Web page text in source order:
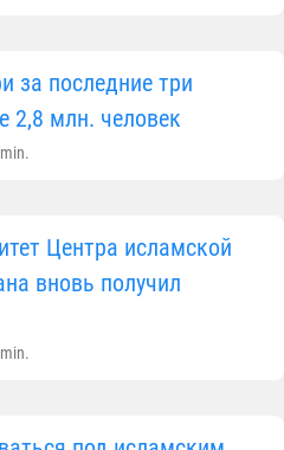
за последние три
2,8 млн. человек
Центра исламской
вновь получил